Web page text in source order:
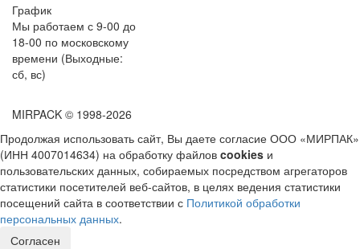
График
Мы работаем с 9-00 до
18-00 по московскому
времени (Выходные:
сб, вс)
MIRPACK © 1998-2026
Продолжая использовать сайт, Вы даете согласие ООО «МИРПАК»
(ИНН 4007014634) на обработку файлов cookies и
пользовательских данных, собираемых посредством агрегаторов
статистики посетителей веб-сайтов, в целях ведения статистики
посещений сайта в соответствии с Политикой обработки
персональных данных.
Согласен